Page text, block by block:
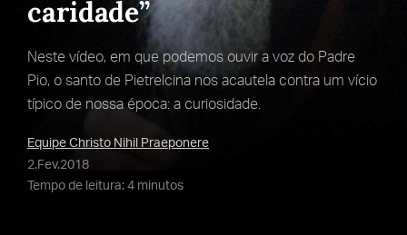
caridade”
Neste vídeo, em que podemos ouvir a voz do Padre
Pio, o santo de Pietrelcina nos acautela contra um vício
típico de nossa época: a curiosidade.
Equipe Christo Nihil Praeponere
2.Fev.2018
Tempo de leitura: 4 minutos